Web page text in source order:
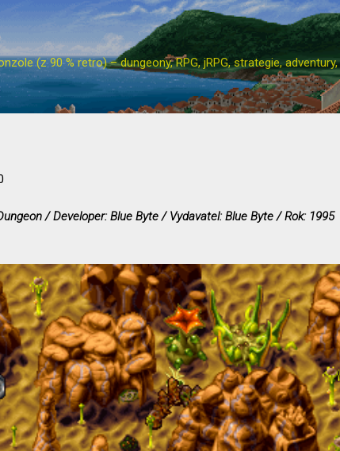
Přeskočit na hlavní obsah
(z 90 % retro) – dungeony, RPG, jRPG, strategie,
/ Developer: Blue Byte / Vydavatel: Blue Byte / Rok: 1995